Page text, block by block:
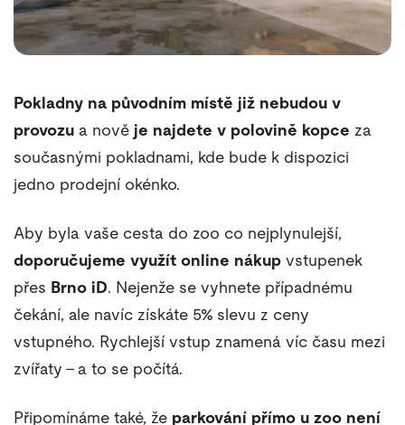
Pokladny na původním místě již nebudou v
provozu a nově je najdete v polovině kopce za
současnými pokladnami, kde bude k dispozici
jedno prodejní okénko.
Aby byla vaše cesta do zoo co nejplynulejší,
doporučujeme využít online nákup vstupenek
přes Brno iD. Nejenže se vyhnete případnému
čekání, ale navíc získáte 5% slevu z ceny
vstupného. Rychlejší vstup znamená víc času mezi
zvířaty – a to se počítá.
Připomínáme také, že parkování přímo u zoo není